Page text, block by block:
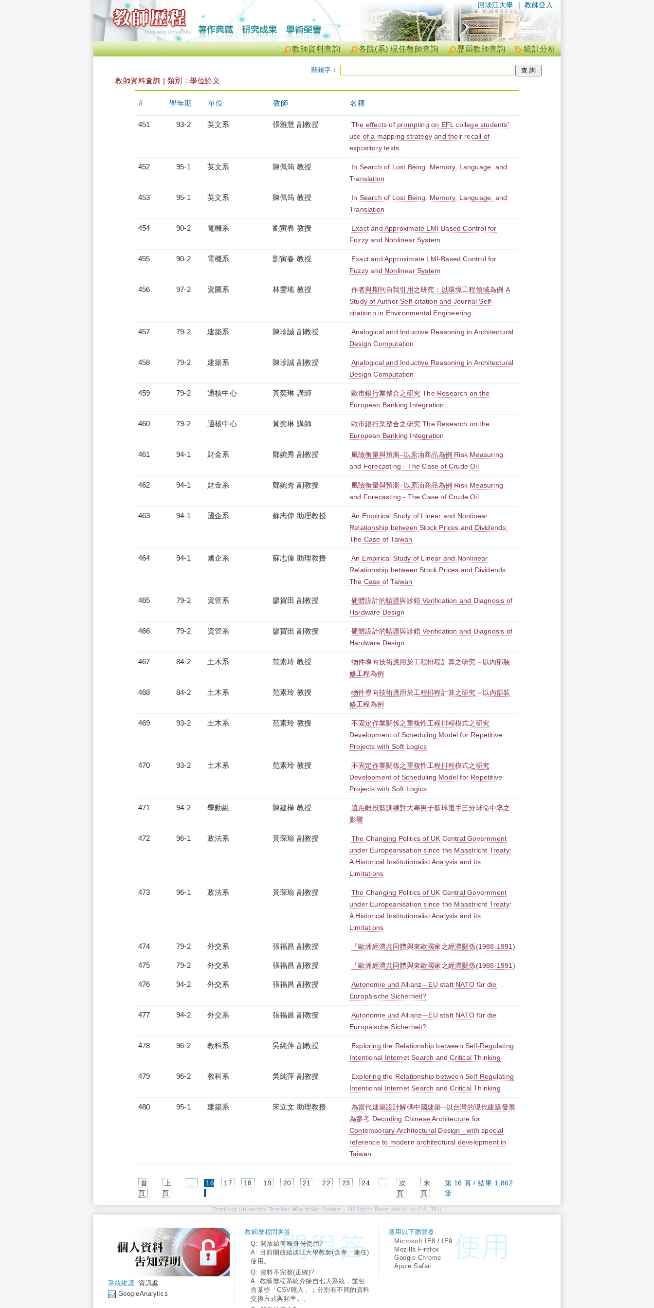
| 教師登入
回淡江大學
統計分析
歷屆教師查詢
各院(系) 現任教師查詢
教師資料查詢
關鍵字：
教師資料查詢 | 類別：學位論文
# 學年期 單位 教師 名稱
451 93-2 英文系 張雅慧 副教授
The effects of prompting on EFL college students’
use of a mapping strategy and their recall of
expository texts.
452 95-1 英文系 陳佩筠 教授
In Search of Lost Being: Memory, Language, and
Translation
453 95-1 英文系 陳佩筠 教授
In Search of Lost Being: Memory, Language, and
Translation
454 90-2 電機系 劉寅春 教授
Exact and Approximate LMI-Based Control for
Fuzzy and Nonlinear System
455 90-2 電機系 劉寅春 教授
Exact and Approximate LMI-Based Control for
Fuzzy and Nonlinear System
456 97-2 資圖系 林雯瑤 教授
作者與期刊自我引用之研究：以環境工程領域為例 A
Study of Author Self-citation and Journal Self-
citationn in Environmental Engineering
457 79-2 建築系 陳珍誠 副教授
Analogical and Inductive Reasoning in Architectural
Design Computation
458 79-2 建築系 陳珍誠 副教授
Analogical and Inductive Reasoning in Architectural
Design Computation
459 79-2 通核中心 黃奕琳 講師
歐市銀行業整合之研究 The Research on the
European Banking Integration
460 79-2 通核中心 黃奕琳 講師
歐市銀行業整合之研究 The Research on the
European Banking Integration
461 94-1 財金系 鄭婉秀 副教授
風險衡量與預測–以原油商品為例 Risk Measuring
and Forecasting - The Case of Crude Oil
462 94-1 財金系 鄭婉秀 副教授
風險衡量與預測–以原油商品為例 Risk Measuring
and Forecasting - The Case of Crude Oil
463 94-1 國企系 蘇志偉 助理教授
An Empirical Study of Linear and Nonlinear
Relationship between Stock Prices and Dividends:
The Case of Taiwan
464 94-1 國企系 蘇志偉 助理教授
An Empirical Study of Linear and Nonlinear
Relationship between Stock Prices and Dividends:
The Case of Taiwan
465 79-2 資管系 廖賀田 副教授
硬體設計的驗證與診錯 Verification and Diagnosis of
Hardware Design
466 79-2 資管系 廖賀田 副教授
硬體設計的驗證與診錯 Verification and Diagnosis of
Hardware Design
467 84-2 土木系 范素玲 教授
物件導向技術應用於工程排程計算之研究－以內部裝
修工程為例
468 84-2 土木系 范素玲 教授
物件導向技術應用於工程排程計算之研究－以內部裝
修工程為例
469 93-2 土木系 范素玲 教授
不固定作業關係之重複性工程排程模式之研究
Development of Scheduling Model for Repetitive
Projects with Soft Logics
470 93-2 土木系 范素玲 教授
不固定作業關係之重複性工程排程模式之研究
Development of Scheduling Model for Repetitive
Projects with Soft Logics
471 94-2 學動組 陳建樺 教授
遠距離投籃訓練對大專男子籃球選手三分球命中率之
影響
472 96-1 政法系 黃琛瑜 副教授
The Changing Politics of UK Central Government
under Europeanisation since the Maastricht Treaty:
A Historical Institutionalist Analysis and its
Limitations
473 96-1 政法系 黃琛瑜 副教授
The Changing Politics of UK Central Government
under Europeanisation since the Maastricht Treaty:
A Historical Institutionalist Analysis and its
Limitations
474 79-2 外交系 張福昌 副教授 「歐洲經濟共同體與東歐國家之經濟關係(1988-1991)
475 79-2 外交系 張福昌 副教授 「歐洲經濟共同體與東歐國家之經濟關係(1988-1991)
476 94-2 外交系 張福昌 副教授
Autonomie und Allianz—EU statt NATO für die
Europäische Sicherheit?
477 94-2 外交系 張福昌 副教授
Autonomie und Allianz—EU statt NATO für die
Europäische Sicherheit?
478 96-2 教科系 吳純萍 副教授
Exploring the Relationship between Self-Regulating
Intentional Internet Search and Critical Thinking
479 96-2 教科系 吳純萍 副教授
Exploring the Relationship between Self-Regulating
Intentional Internet Search and Critical Thinking
480 95-1 建築系 宋立文 助理教授
為當代建築設計解碼中國建築--以台灣的現代建築發展
為參考 Decoding Chinese Architecture for
Contemporary Architectural Design - with special
reference to modern architectural development in
Taiwan.
首
頁
上
頁
16
17 18 19 20 21 22 23 24
次
頁
末
頁
第 16 頁 / 結果 1,862
筆
Tamkang University Teacher ePortfolio System - All Rights Reserved © by OIS, TKU
系統維護: 資訊處
GoogleAnalytics
教師歷程問與答:
Q: 開放給何種身份使用?
A: 目前開放給淡江大學教師(含專、兼任)
使用。
Q: 資料不完整(正確)?
A: 教師歷程系統介接自七大系統，並包
含某些「CSV匯入」；分別有不同的資料
交換方式與頻率。。
適用以下瀏覽器:
Microsoft IE8 / IE9
Mozilla Firefox
Google Chrome
Apple Safari